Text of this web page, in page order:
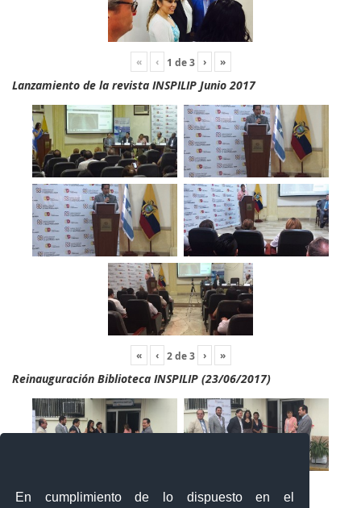
En cumplimiento de lo dispuesto en el
« ‹ 1 de3 › »
Lanzamiento de la revista INSPILIP Junio 2017
« ‹ 2de3 › »
Reinauguración Biblioteca INSPILIP (23/06/2017)